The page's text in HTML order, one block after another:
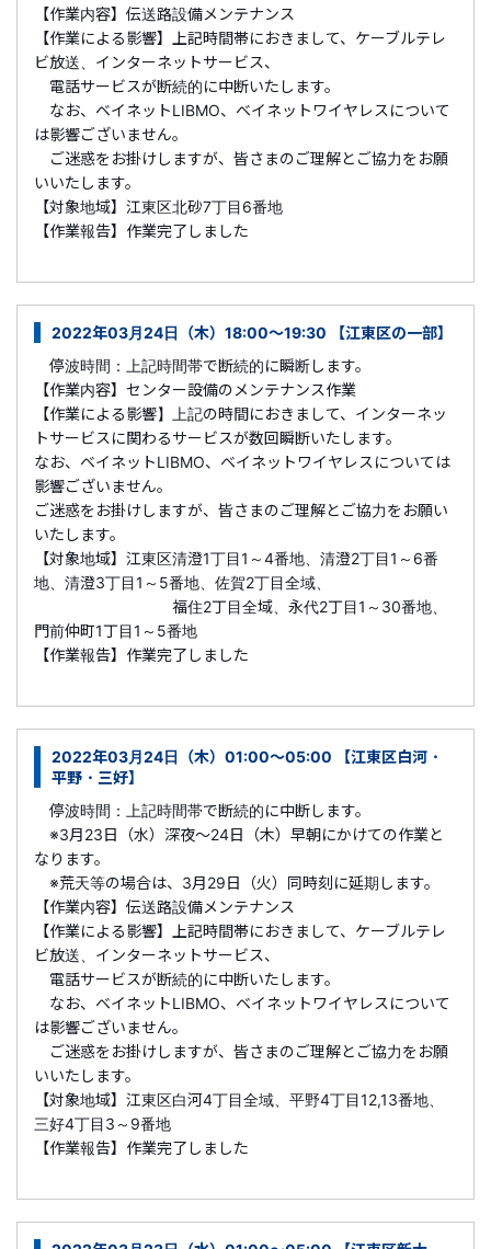
【作業内容】伝送路設備メンテナンス
【作業による影響】上記時間帯におきまして、ケーブルテレ
ビ放送、インターネットサービス、
電話サービスが断続的に中断いたします。
なお、ベイネットLIBMO、ベイネットワイヤレスについて
は影響ございません。
ご迷惑をお掛けしますが、皆さまのご理解とご協力をお願
いいたします。
【対象地域】江東区北砂7丁目6番地
【作業報告】作業完了しました
2022年03月24日（木）18:00～19:30 【江東区の一部】
停波時間：上記時間帯で断続的に瞬断します。
【作業内容】センター設備のメンテナンス作業
【作業による影響】上記の時間におきまして、インターネッ
トサービスに関わるサービスが数回瞬断いたします。
なお、ベイネットLIBMO、ベイネットワイヤレスについては
影響ございません。
ご迷惑をお掛けしますが、皆さまのご理解とご協力をお願い
いたします。
【対象地域】江東区清澄1丁目1～4番地、清澄2丁目1～6番
地、清澄3丁目1～5番地、佐賀2丁目全域、
福住2丁目全域、永代2丁目1～30番地、
門前仲町1丁目1～5番地
【作業報告】作業完了しました
2022年03月24日（木）01:00～05:00 【江東区白河・
平野・三好】
停波時間：上記時間帯で断続的に中断します。
※3月23日（水）深夜～24日（木）早朝にかけての作業と
なります。
※荒天等の場合は、3月29日（火）同時刻に延期します。
【作業内容】伝送路設備メンテナンス
【作業による影響】上記時間帯におきまして、ケーブルテレ
ビ放送、インターネットサービス、
電話サービスが断続的に中断いたします。
なお、ベイネットLIBMO、ベイネットワイヤレスについて
は影響ございません。
ご迷惑をお掛けしますが、皆さまのご理解とご協力をお願
いいたします。
【対象地域】江東区白河4丁目全域、平野4丁目12,13番地、
三好4丁目3～9番地
【作業報告】作業完了しました